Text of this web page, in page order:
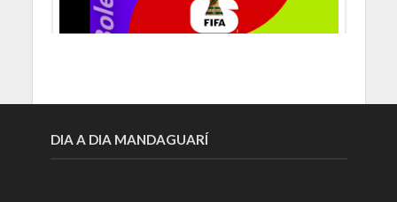
DIA A DIA MANDAGUARÍ